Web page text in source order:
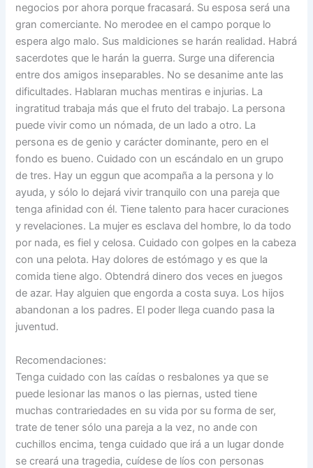
negocios por ahora porque fracasará. Su esposa será una
gran comerciante. No merodee en el campo porque lo
espera algo malo. Sus maldiciones se harán realidad. Habrá
sacerdotes que le harán la guerra. Surge una diferencia
entre dos amigos inseparables. No se desanime ante las
dificultades. Hablaran muchas mentiras e injurias. La
ingratitud trabaja más que el fruto del trabajo. La persona
puede vivir como un nómada, de un lado a otro. La
persona es de genio y carácter dominante, pero en el
fondo es bueno. Cuidado con un escándalo en un grupo
de tres. Hay un eggun que acompaña a la persona y lo
ayuda, y sólo lo dejará vivir tranquilo con una pareja que
tenga afinidad con él. Tiene talento para hacer curaciones
y revelaciones. La mujer es esclava del hombre, lo da todo
por nada, es fiel y celosa. Cuidado con golpes en la cabeza
con una pelota. Hay dolores de estómago y es que la
comida tiene algo. Obtendrá dinero dos veces en juegos
de azar. Hay alguien que engorda a costa suya. Los hijos
abandonan a los padres. El poder llega cuando pasa la
juventud.
Recomendaciones:
Tenga cuidado con las caídas o resbalones ya que se
puede lesionar las manos o las piernas, usted tiene
muchas contrariedades en su vida por su forma de ser,
trate de tener sólo una pareja a la vez, no ande con
cuchillos encima, tenga cuidado que irá a un lugar donde
se creará una tragedia, cuídese de líos con personas